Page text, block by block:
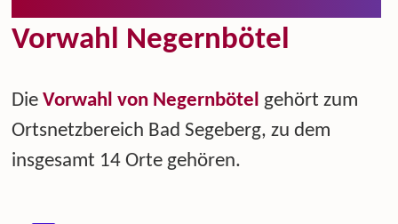
Vorwahl Negernbötel
DieVorwahl von Negernbötel gehört zum
Ortsnetzbereich Bad Segeberg, zu dem
insgesamt 14 Orte gehören.